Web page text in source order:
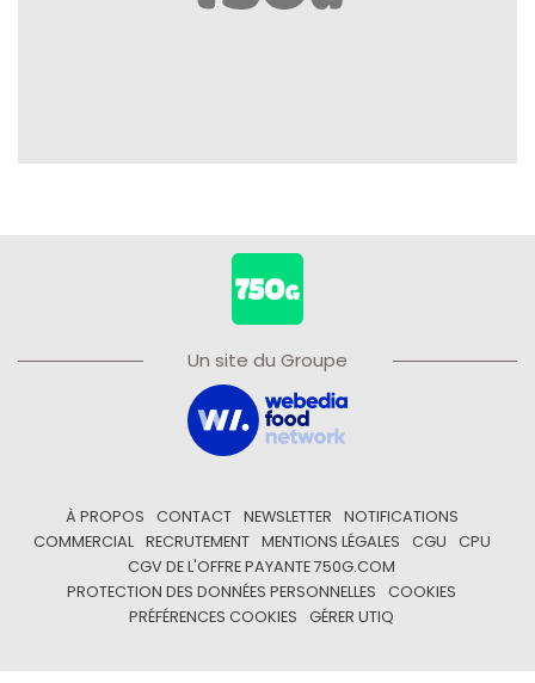
Un site du Groupe
À PROPOS CONTACT NEWSLETTER
NOTIFICATIONS
COMMERCIAL
RECRUTEMENT MENTIONS LÉGALES CGU
CPU
CGV DE L'OFFRE PAYANTE 750G.COM
PROTECTION DES DONNÉES PERSONNELLES
COOKIES
PRÉFÉRENCES COOKIES
GÉRER UTIQ